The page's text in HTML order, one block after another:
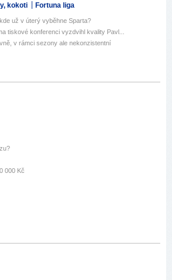
kokoti Fortuna liga
už v úterý vyběhne Sparta?
tiskové konferenci vyzdvihl kvality Pavl...
v rámci sezony ale nekonzistentní
000 Kč